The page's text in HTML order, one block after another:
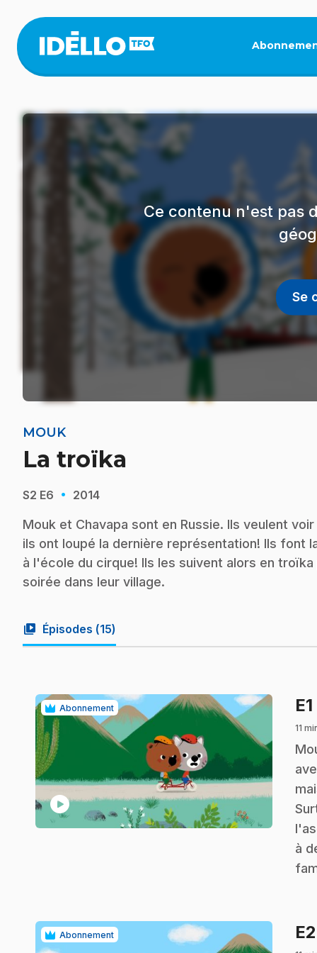
contenu
principal
Ce contenu n'est pas
Se
MOUK
La troïka
S2 E6 · 2014
Mouk et Chavapa sont en Russie. Ils veulent
ils ont loupé la dernière représentation! Ils font
à l'école du cirque! Ils les suivent alors en
soirée dans leur village.
video_library Épisodes (15)
Abonnement
play_circle
E1
11
.
à
Abonnement E2